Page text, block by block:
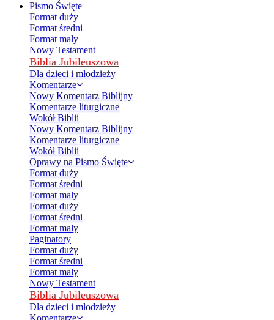
Pismo Święte
Format duży
Format średni
Format mały
Nowy Testament
Biblia Jubileuszowa
Dla dzieci i młodzieży
Komentarze
Nowy Komentarz Biblijny
Komentarze liturgiczne
Wokół Biblii
Nowy Komentarz Biblijny
Komentarze liturgiczne
Wokół Biblii
Oprawy na Pismo Święte
Format duży
Format średni
Format mały
Format duży
Format średni
Format mały
Paginatory
Format duży
Format średni
Format mały
Nowy Testament
Biblia Jubileuszowa
Dla dzieci i młodzieży
Komentarze